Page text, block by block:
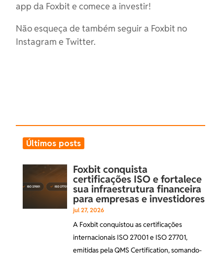
app da Foxbit e comece a investir!
Não esqueça de também seguir a Foxbit no
Instagram e Twitter.
Últimos posts
Foxbit conquista
certificações ISO e fortalece
sua infraestrutura financeira
para empresas e investidores
jul 27, 2026
A Foxbit conquistou as certificações
internacionais ISO 27001 e ISO 27701,
emitidas pela QMS Certification, somando-